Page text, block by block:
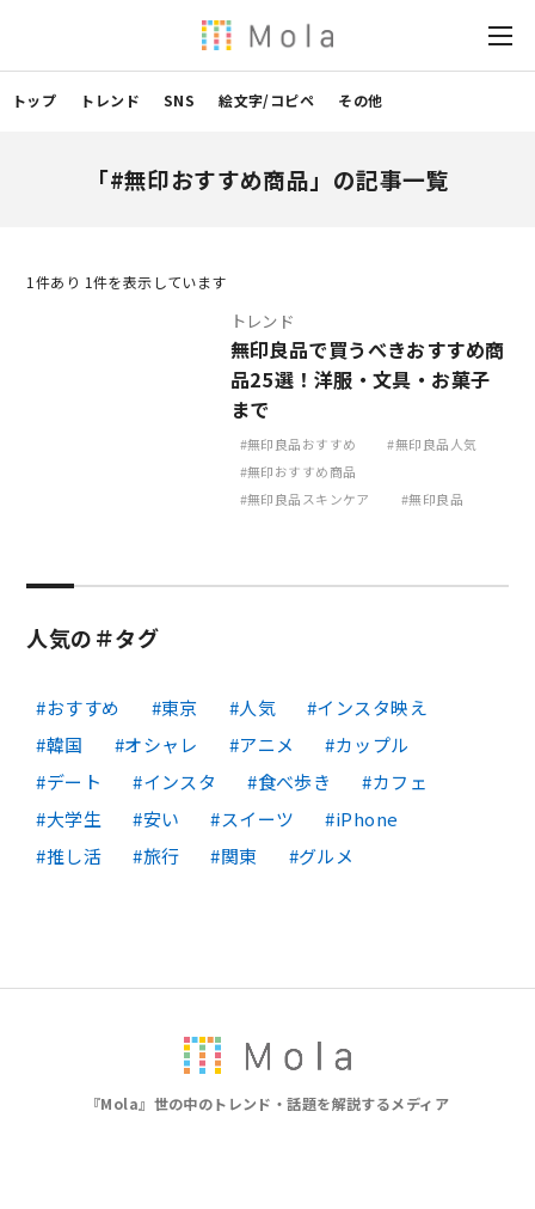
トップ トレンド SNS 絵文字/コピペ その他
「#無印おすすめ商品」の記事一覧
1 件あり 1件を表示しています
トレンド
無印良品で買うべきおすすめ商
品25選！洋服・文具・お菓子
まで
無印良品おすすめ
無印良品人気
無印おすすめ商品
無印良品スキンケア
無印良品
人気の＃タグ
おすすめ 東京 人気
インスタ映え
韓国
オシャレ アニメ
カップル
デート
インスタ 食べ歩き
カフェ
大学生
安い スイーツ
iPhone
推し活
旅行 関東 グルメ
『Mola』世の中のトレンド・話題を解説するメディア